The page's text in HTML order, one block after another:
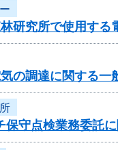
研究所で使用す
の調達に関する一
守点検業務委託